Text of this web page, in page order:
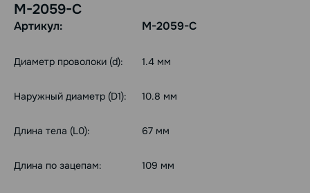
М-2059-С
Артикул: М-2059-С
Диаметр проволоки (d): 1.4 мм
Наружный диаметр (D1): 10.8 мм
Длина тела (L0): 67 мм
Длина по зацепам: 109 мм